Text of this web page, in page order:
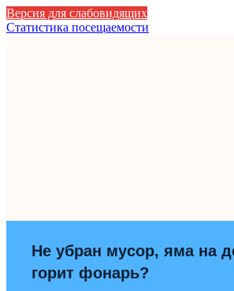
Версия для слабовидящих
Статистика посещаемости
Не убран мусор, яма на
горит фонарь?